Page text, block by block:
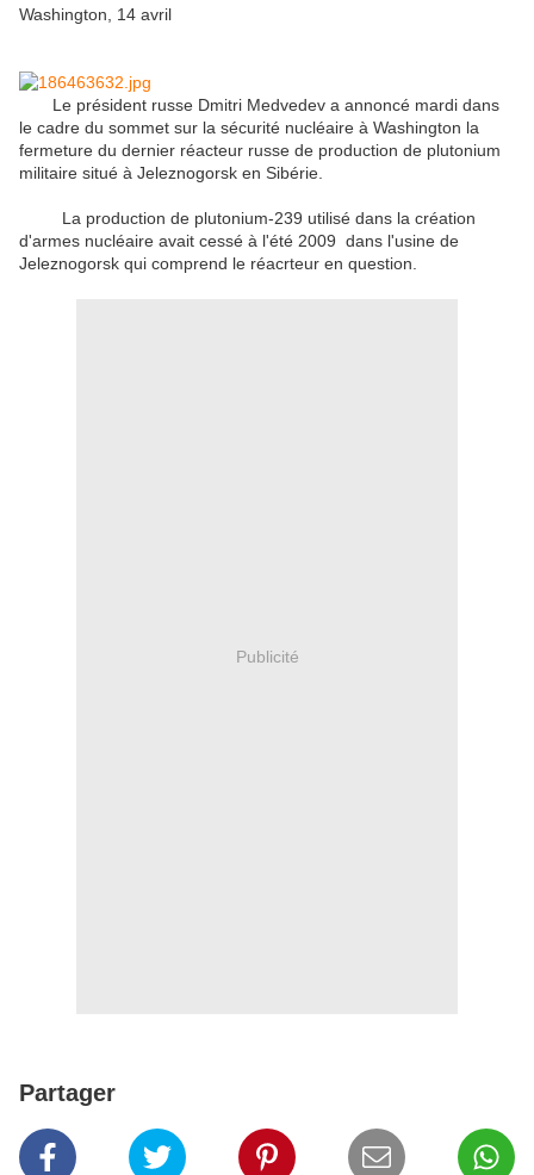
Washington, 14 avril
Le président russe Dmitri Medvedev a annoncé mardi dans
le cadre du sommet sur la sécurité nucléaire à Washington la
fermeture du dernier réacteur russe de production de plutonium
militaire situé à Jeleznogorsk en Sibérie.
La production de plutonium-239 utilisé dans la création
d'armes nucléaire avait cessé à l'été 2009 dans l'usine de
Jeleznogorsk qui comprend le réacrteur en question.
Publicité
Partager